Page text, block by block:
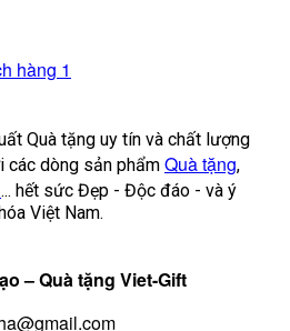
hàng 1
Quà tặng uy tín và chất lượng
các dòng sản phẩm Quà tặng,
... hết sức Đẹp - Độc đáo - và ý
Việt Nam.
– Quà tặng Viet-Gift